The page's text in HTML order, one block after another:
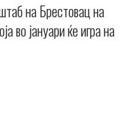
на Брестовац на
во јануари ќе игра на